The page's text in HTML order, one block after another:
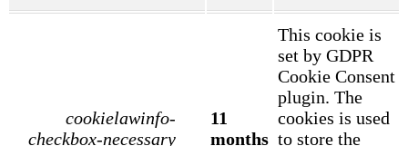
cookielawinfo-
checkbox-necessary
11
months
This cookie is
set by GDPR
Cookie Consent
plugin. The
cookies is used
to store the